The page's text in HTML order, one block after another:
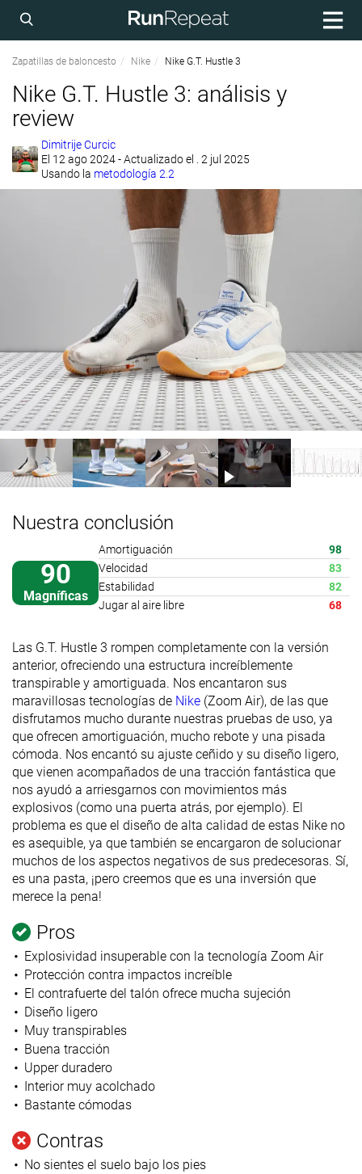
Zapatillas de baloncesto Nike Nike G.T. Hustle 3
Nike G.T. Hustle 3: análisis y
review
Dimitrije Curcic
El 12 ago 2024- Actualizado el . 2 jul 2025
Usando la metodología 2.2
Nuestra conclusión
90
Magníficas
Amortiguación
98
Velocidad
83
Estabilidad
82
Jugar al aire libre
68
Las G.T. Hustle 3 rompen completamente con la versión
anterior, ofreciendo una estructura increíblemente
transpirable y amortiguada. Nos encantaron sus
maravillosas tecnologías de Nike (Zoom Air), de las que
disfrutamos mucho durante nuestras pruebas de uso, ya
que ofrecen amortiguación, mucho rebote y una pisada
cómoda. Nos encantó su ajuste ceñido y su diseño ligero,
que vienen acompañados de una tracción fantástica que
nos ayudó a arriesgarnos con movimientos más
explosivos (como una puerta atrás, por ejemplo). El
problema es que el diseño de alta calidad de estas Nike no
es asequible, ya que también se encargaron de solucionar
muchos de los aspectos negativos de sus predecesoras. Sí,
es una pasta, ¡pero creemos que es una inversión que
merece la pena!
Pros
Explosividad insuperable con la tecnología Zoom Air
Protección contra impactos increíble
El contrafuerte del talón ofrece mucha sujeción
Diseño ligero
Muy transpirables
Buena tracción
Upper duradero
Interior muy acolchado
Bastante cómodas
Contras
No sientes el suelo bajo los pies